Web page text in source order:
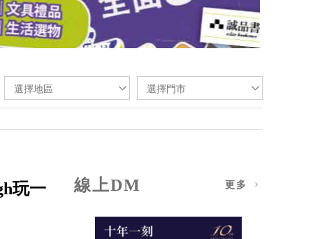
選擇地區 選擇門市
玩一 線上DM 更多